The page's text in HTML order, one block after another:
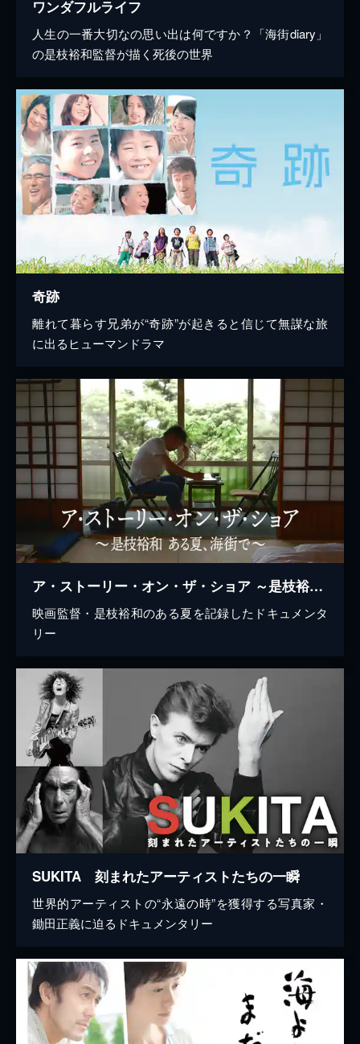
ワンダフルライフ
人生の一番大切なの思い出は何ですか？「海街diary」
の是枝裕和監督が描く死後の世界
奇跡
離れて暮らす兄弟が“奇跡”が起きると信じて無謀な旅
に出るヒューマンドラマ
ア・ストーリー・オン・ザ・ショア ～是枝裕和 ある夏、海街で～
映画監督・是枝裕和のある夏を記録したドキュメンタ
リー
SUKITA 刻まれたアーティストたちの一瞬
世界的アーティストの“永遠の時”を獲得する写真家・
鋤田正義に迫るドキュメンタリー